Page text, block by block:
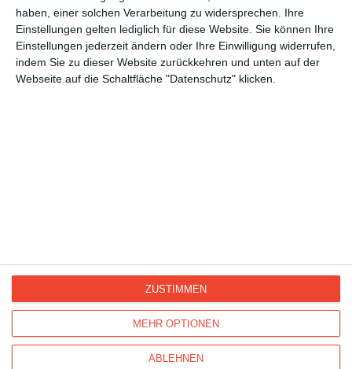
haben, einer solchen Verarbeitung zu widersprechen. Ihre
Einstellungen gelten lediglich für diese Website. Sie können Ihre
Einstellungen jederzeit ändern oder Ihre Einwilligung widerrufen,
indem Sie zu dieser Website zurückkehren und unten auf der
Webseite auf die Schaltfläche "Datenschutz" klicken.
MEHR OPTIONEN
ABLEHNEN
ZUSTIMMEN
Kisseo©
Ereignis-Kalender